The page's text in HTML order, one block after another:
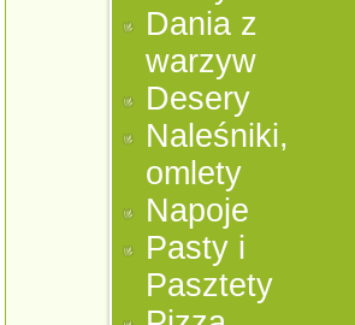
Dania z
warzyw
Desery
Naleśniki,
omlety
Napoje
Pasty i
Pasztety